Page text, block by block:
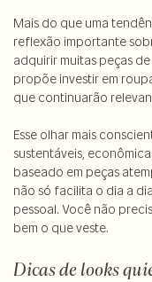
Mais do que uma
reflexão importante
adquirir muitas peças
propõe investir em
que continuarão
Esse olhar mais
sustentáveis,
baseado em peças
não só facilita o dia a
pessoal. Você não
bem o que veste.
Dicas de looks